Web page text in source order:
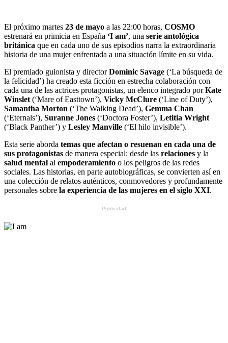
El próximo martes 23 de mayo a las 22:00 horas, COSMO
estrenará en primicia en España ‘I am’, una serie antológica
británica que en cada uno de sus episodios narra la extraordinaria
historia de una mujer enfrentada a una situación límite en su vida.
El premiado guionista y directorDominic Savage (‘La búsqueda de
la felicidad’) ha creado esta ficción en estrecha colaboración con
cada una de las actrices protagonistas, un elenco integrado porKate
Winslet (‘Mare of Easttown’), Vicky McClure (‘Line of Duty’),
Samantha Morton (‘The Walking Dead’), Gemma Chan
(‘Eternals’), Suranne Jones (‘Doctora Foster’), Letitia Wright
(‘Black Panther’) y Lesley Manville (‘El hilo invisible’).
Esta serie aborda temas que afectan o resuenan en cada una de
sus protagonistas de manera especial: desde las relaciones y la
salud mental al empoderamiento o los peligros de las redes
sociales. Las historias, en parte autobiográficas, se convierten así en
una colección de relatos auténticos, conmovedores y profundamente
personales sobre la experiencia de las mujeres en el siglo XXI.
- Publicidad -